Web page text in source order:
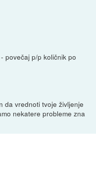
povečaj p/p količnik po
da vrednoti tvoje življenje
nekatere probleme zna